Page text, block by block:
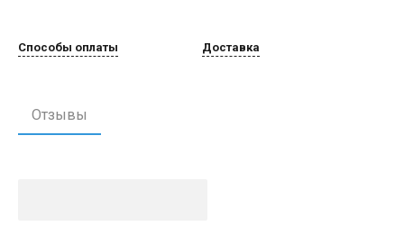
Способы оплаты Доставка
Отзывы